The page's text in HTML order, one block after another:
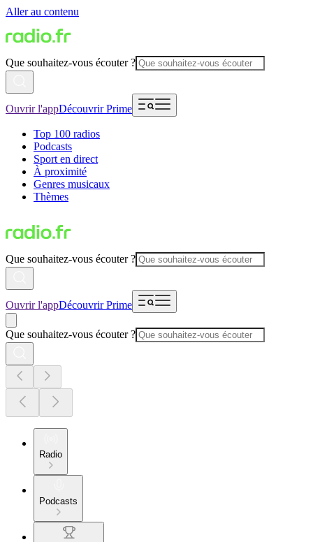
Aller au contenu
Que souhaitez-vous écouter ?
Ouvrir l'appDécouvrir Prime
Top 100 radios
Podcasts
Sport en direct
À proximité
Genres musicaux
Thèmes
Que souhaitez-vous écouter ?
Ouvrir l'appDécouvrir Prime
Que souhaitez-vous écouter ?
Radio
Podcasts